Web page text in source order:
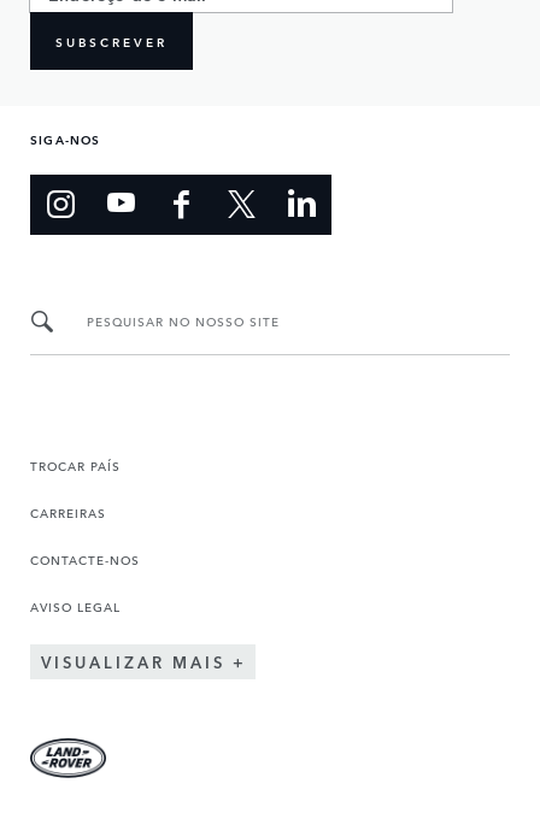
SUBSCREVER
SIGA-NOS
PESQUISAR NO NOSSO SITE
TROCAR PAÍS
CARREIRAS
CONTACTE-NOS
AVISO LEGAL
VISUALIZAR MAIS